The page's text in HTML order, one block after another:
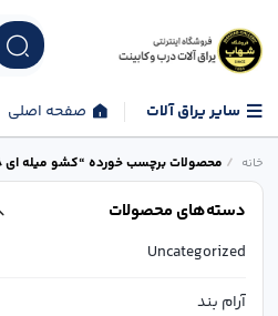
سایر یراق آلات صفحه اصلی
خانه / محصولات برچسب خورده “کشو میله ای 8 سانت ری صنعت - rey sanat”
دسته‌های محصولات
Uncategorized
آرام بند